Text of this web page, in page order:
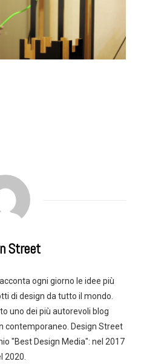
Street
ogni giorno le idee più
di design da tutto il mondo.
uno dei più autorevoli blog
contemporaneo. Design Street
"Best Design Media": nel 2017
2020.